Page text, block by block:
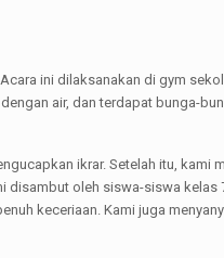
ini dilaksanakan di gym
air, dan terdapat bunga-
ikrar. Setelah itu,
oleh siswa-siswa
keceriaan. Kami juga